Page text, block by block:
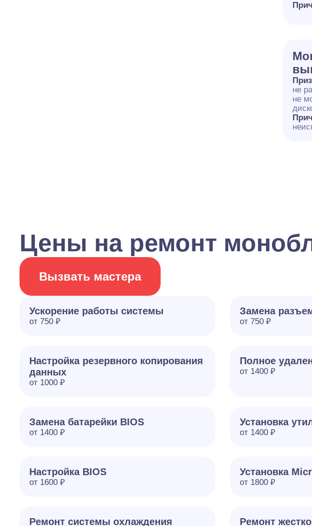
не
не
Цены на ремонт
Вызвать мастера
Ускорение работы системы
от 750 ₽
Замена
от 750 ₽
Настройка резервного копирования
данных
от 1000 ₽
Полное
от 1400 ₽
Замена батарейки BIOS
от 1400 ₽
Установка
от 1400 ₽
Настройка BIOS
от 1600 ₽
Установка
от 1800 ₽
Ремонт системы охлаждения Ремонт